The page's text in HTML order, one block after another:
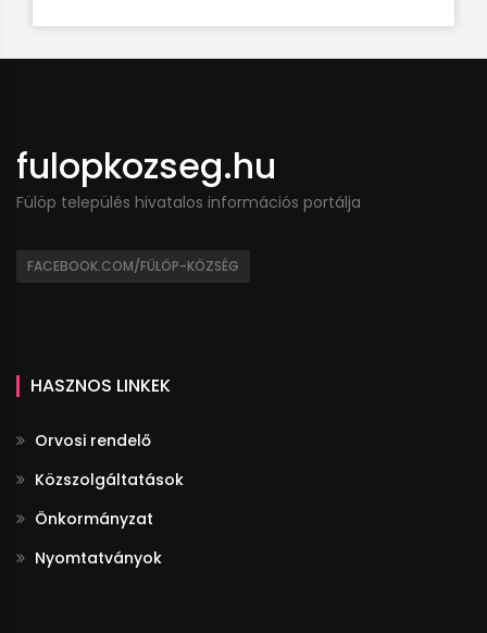
fulopkozseg.hu
Fülöp település hivatalos információs portálja
FACEBOOK.COM/FÜLÖP-KÖZSÉG
HASZNOS LINKEK
Orvosi rendelő
Közszolgáltatások
Önkormányzat
Nyomtatványok